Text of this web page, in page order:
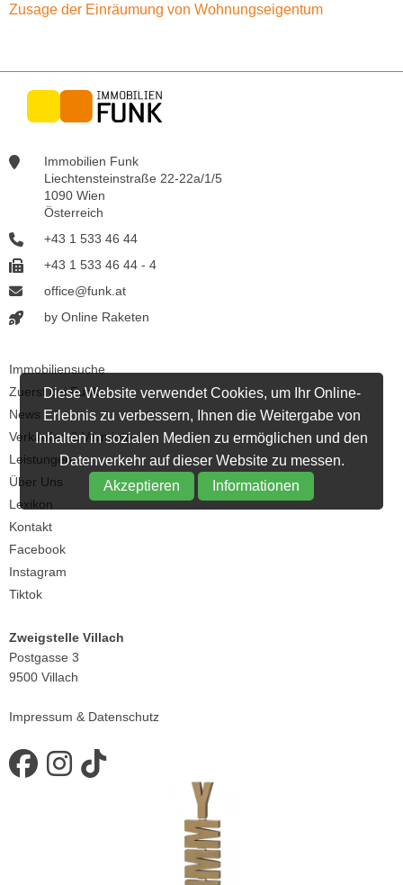
Diese Website verwendet Cookies, um Ihr Online-
Erlebnis zu verbessern, Ihnen die Weitergabe von
Inhalten in sozialen Medien zu ermöglichen und den
Datenverkehr auf dieser Website zu messen.
Akzeptieren
Informationen
Zusage der Einräumung von Wohnungseigentum
Immobilien Funk
Liechtensteinstraße 22-22a/1/5
1090 Wien
Österreich
+43 1 533 46 44
+43 1 533 46 44 - 4
office@funk.at
by Online Raketen
Immobiliensuche
Zuerst bei Funk
News
Verkaufen & Vermieten
Leistungen
Über Uns
Lexikon
Kontakt
Facebook
Instagram
Tiktok
Zweigstelle Villach
Postgasse 3
9500 Villach
Impressum & Datenschutz